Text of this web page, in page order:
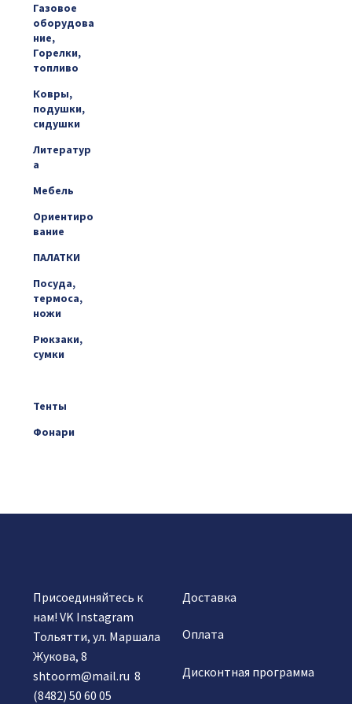
Газовое
оборудова
ние,
Горелки,
топливо
Ковры,
подушки,
сидушки
Литератур
а
Мебель
Ориентиро
вание
ПАЛАТКИ
Посуда,
термоса,
ножи
Рюкзаки,
сумки
Тенты
Фонари
Присоединяйтесь к
нам! VK Instagram
Тольятти, ул. Маршала
Жукова, 8
shtoorm@mail.ru 8
(8482) 50 60 05
Доставка
Оплата
Дисконтная программа